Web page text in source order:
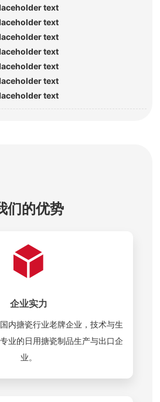
text
text
text
text
text
text
text
们的优势
企业实力
内搪瓷行业老牌企业，技术与生
业的日用搪瓷制品生产与出口企
业。